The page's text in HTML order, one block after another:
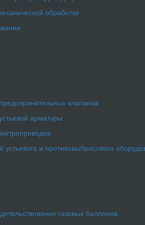
обработки
клапанов
арматуры
и противовыбросового
газовых баллонов